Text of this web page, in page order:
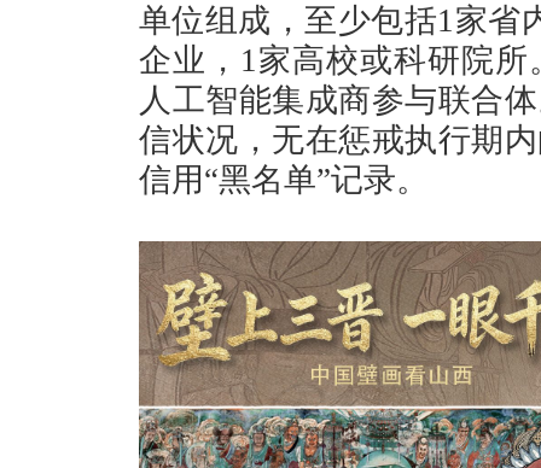
单位组成，至少包括1家省
企业，1家高校或科研院
人工智能集成商参与联合
信状况，无在惩戒执行期
信用“黑名单”记录。